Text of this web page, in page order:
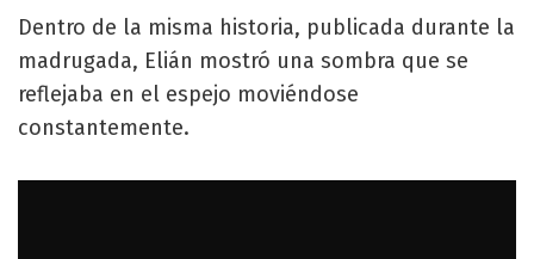
Dentro de la misma historia, publicada durante la
madrugada, Elián mostró una sombra que se
reflejaba en el espejo moviéndose
constantemente.